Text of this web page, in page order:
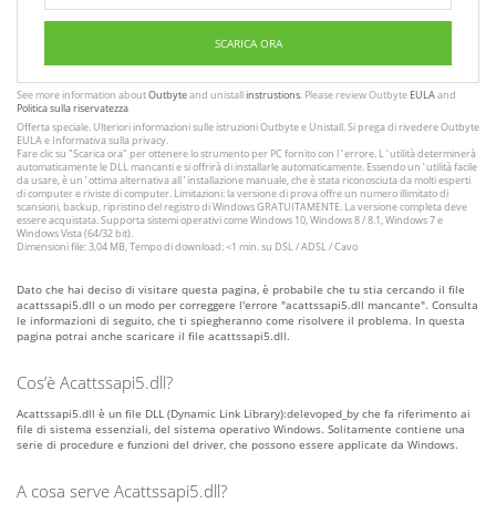
SCARICA ORA
See more information aboutOutbyteand unistallinstrustions. Please review Outbyte EULAand
Politica sulla riservatezza
Offerta speciale. Ulteriori informazioni sulle istruzioniOutbytee Unistall. Si prega di rivedere Outbyte
EULAe Informativa sulla privacy.
Fare clic su "Scarica ora" per ottenere lo strumento per PC fornito con l`errore. L`utilità determinerà
automaticamente le DLL mancanti e si offrirà di installarle automaticamente. Essendo un`utilità facile
da usare, è un`ottima alternativa all`installazione manuale, che è stata riconosciuta da molti esperti
di computer e riviste di computer. Limitazioni: la versione di prova offre un numero illimitato di
scansioni, backup, ripristino del registro di Windows GRATUITAMENTE. La versione completa deve
essere acquistata. Supporta sistemi operativi come Windows 10, Windows 8 / 8.1, Windows 7 e
Windows Vista (64/32 bit).
Dimensioni file: 3,04 MB, Tempo di download: <1 min. su DSL / ADSL / Cavo
Dato che hai deciso di visitare questa pagina, è probabile che tu stia cercando il file
acattssapi5.dll o un modo per correggere l'errore "acattssapi5.dll mancante". Consulta
le informazioni di seguito, che ti spiegheranno come risolvere il problema. In questa
pagina potrai anche scaricare il file acattssapi5.dll.
Cos’è Acattssapi5.dll?
Acattssapi5.dll è un file DLL (Dynamic Link Library):delevoped_by che fa riferimento ai
file di sistema essenziali, del sistema operativo Windows. Solitamente contiene una
serie di procedure e funzioni del driver, che possono essere applicate da Windows.
A cosa serve Acattssapi5.dll?